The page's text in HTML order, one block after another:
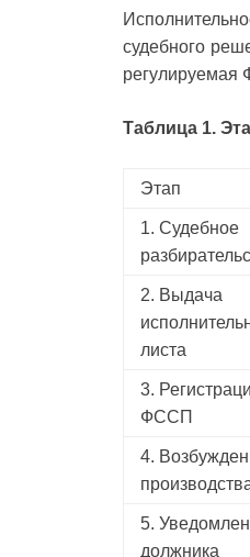
судебного
регулируемая
Таблица 1.
Этап
1. Судебное
2. Выдача
листа
3.
ФССП
4.
5.
должника